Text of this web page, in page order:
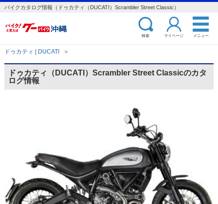
バイクカタログ情報（ドゥカティ（DUCATI）Scrambler Street Classic）
検索 マイページ メニュー
ドゥカティ | DUCATI ＞
ドゥカティ（DUCATI）Scrambler Street Classicのカタ
ログ情報